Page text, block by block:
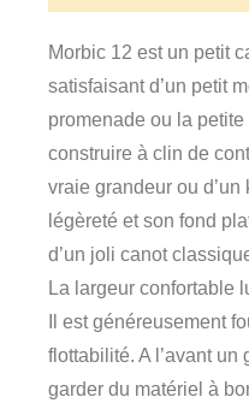
Morbic 12 est un petit
satisfaisant d’un petit
promenade ou la
construire à clin de
vraie grandeur ou
légèreté et son fond
d’un joli canot
La largeur confortable
Il est généreusement
flottabilité. A l’avant un
garder du matériel à